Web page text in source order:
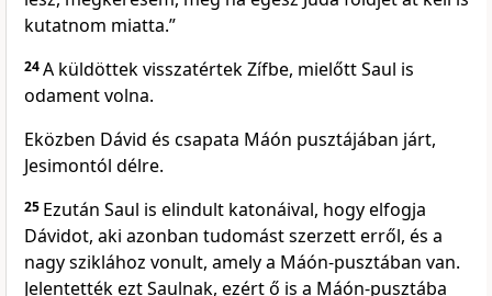
kutatnom miatta.”
24A küldöttek visszatértek Zífbe, mielőtt Saul is
odament volna.
Eközben Dávid és csapata Máón pusztájában járt,
Jesimontól délre.
25 Ezután Saul is elindult katonáival, hogy elfogja
Dávidot, aki azonban tudomást szerzett erről, és a
nagy sziklához vonult, amely a Máón-pusztában van.
Jelentették ezt Saulnak, ezért ő is a Máón-pusztába